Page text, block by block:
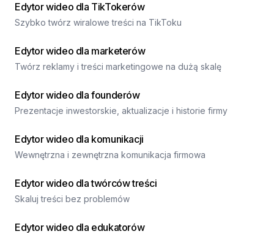
Edytor wideo dla TikTokerów
Szybko twórz wiralowe treści na TikToku
Edytor wideo dla marketerów
Twórz reklamy i treści marketingowe na dużą skalę
Edytor wideo dla founderów
Prezentacje inwestorskie, aktualizacje i historie firmy
Edytor wideo dla komunikacji
Wewnętrzna i zewnętrzna komunikacja firmowa
Edytor wideo dla twórców treści
Skaluj treści bez problemów
Edytor wideo dla edukatorów